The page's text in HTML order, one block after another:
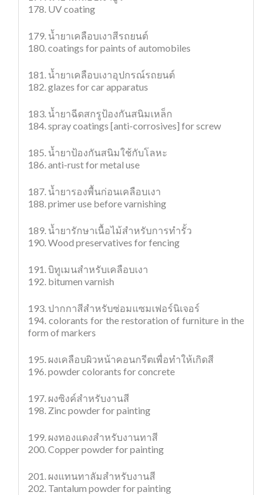
178. UV coating
179. น้ำยาเคลือบเงาสีรถยนต์
180. coatings for paints of automobiles
181. น้ำยาเคลือบเงาอุปกรณ์รถยนต์
182. glazes for car apparatus
183. น้ำยาฉีดสกรูป้องกันสนิมเหล็ก
184. spray coatings [anti-corrosives] for screw
185. น้ำยาป้องกันสนิมใช้กับโลหะ
186. anti-rust for metal use
187. น้ำยารองพื้นก่อนเคลือบเงา
188. primer use before varnishing
189. น้ำยารักษาเนื้อไม้สำหรับการทำรั้ว
190. Wood preservatives for fencing
191. บิทูเมนสำหรับเคลือบเงา
192. bitumen varnish
193. ปากกาสีสำหรับซ่อมแซมเฟอร์นิเจอร์
194. colorants for the restoration of furniture in the
form of markers
195. ผงเคลือบผิวหน้าคอนกรีตเพื่อทำให้เกิดสี
196. powder colorants for concrete
197. ผงซิงค์สำหรับงานสี
198. Zinc powder for painting
199. ผงทองแดงสำหรับงานทาสี
200. Copper powder for painting
201. ผงแทนทาลัมสำหรับงานสี
202. Tantalum powder for painting